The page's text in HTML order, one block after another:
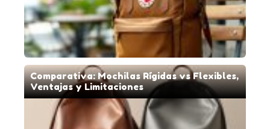
Comparativa: Mochilas Rígidas vs Flexibles,
Ventajas y Limitaciones